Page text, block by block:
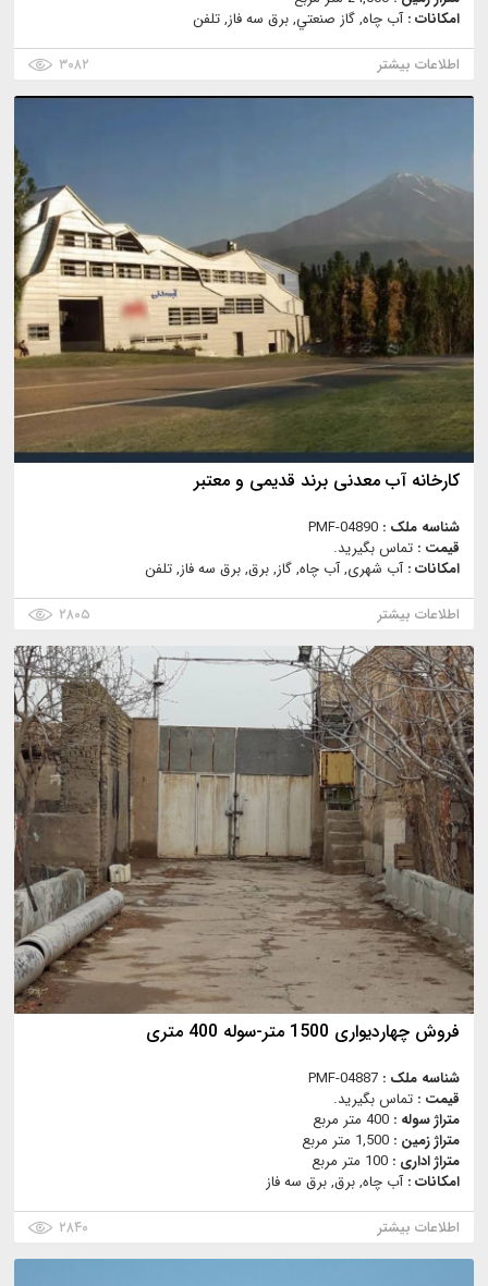
امکانات :آب چاه, گاز صنعتي, برق سه فاز, تلفن
اطلاعات بیشتر
۳۰۸۲
کارخانه آب معدنی برند قدیمی و معتبر
شناسه ملک : PMF-04890
قیمت : تماس بگیرید.
امکانات :آب شهری, آب چاه, گاز, برق, برق سه فاز, تلفن
اطلاعات بیشتر
۲۸۰۵
فروش چهاردیواری 1500 متر-سوله 400 متری
شناسه ملک : PMF-04887
قیمت : تماس بگیرید.
متراژ سوله : 400 متر مربع
متراژ زمین : 1,500 متر مربع
متراژ اداری : 100 متر مربع
امکانات :آب چاه, برق, برق سه فاز
اطلاعات بیشتر
۲۸۴۰